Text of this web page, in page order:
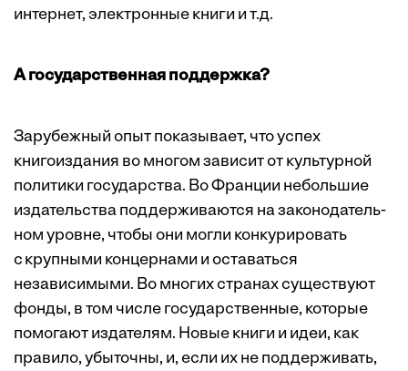
интернет, электронные книги и т.д.
А государственная поддержка?
Зарубежный опыт показывает, что успех
книгоиздания во многом зависит от культурной
политики государства. Во Франции небольшие
издательства поддерживаются на законодатель­
ном уровне, чтобы они могли конкурировать
с крупными концернами и оставаться
независимыми. Во многих странах существуют
фонды, в том числе государственные, которые
помогают издателям. Новые книги и идеи, как
правило, убыточны, и, если их не поддерживать,